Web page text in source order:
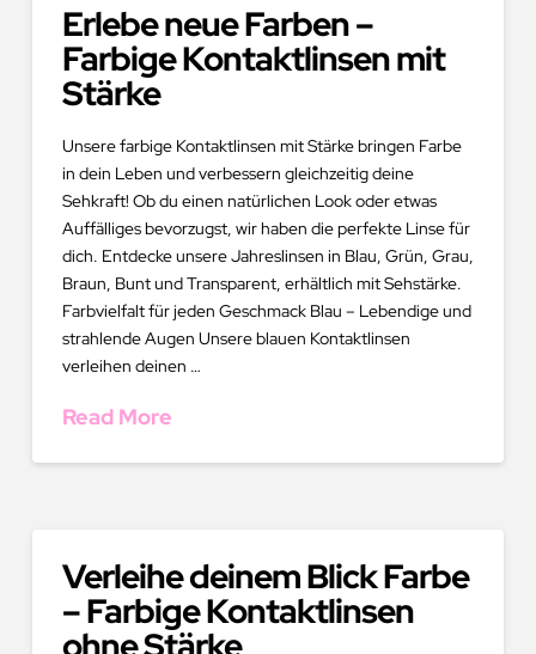
Erlebe neue Farben –
Farbige Kontaktlinsen mit
Stärke
Unsere farbige Kontaktlinsen mit Stärke bringen Farbe
in dein Leben und verbessern gleichzeitig deine
Sehkraft! Ob du einen natürlichen Look oder etwas
Auffälliges bevorzugst, wir haben die perfekte Linse für
dich. Entdecke unsere Jahreslinsen in Blau, Grün, Grau,
Braun, Bunt und Transparent, erhältlich mit Sehstärke.
Farbvielfalt für jeden Geschmack Blau – Lebendige und
strahlende Augen Unsere blauen Kontaktlinsen
verleihen deinen …
Read More
Verleihe deinem Blick Farbe
– Farbige Kontaktlinsen